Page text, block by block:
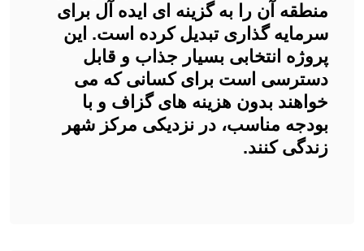
منطقه آن را به گزینه ای ایده آل برای
سرمایه گذاری تبدیل کرده است. این
پروژه انتخابی بسیار جذاب و قابل
دسترسی است برای کسانی که می
خواهند بدون هزینه های گزاف و با
بودجه مناسب، در نزدیکی مرکز شهر
زندگی کنند.